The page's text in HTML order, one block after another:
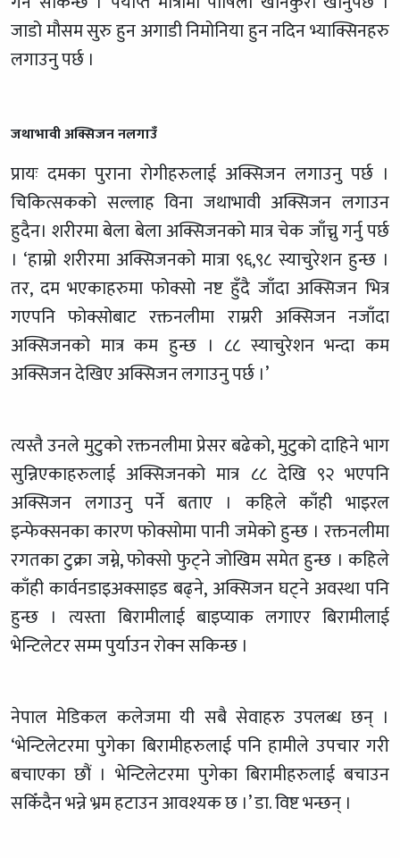
जाडो मौसम सुरु हुन अगाडी निमोनिया हुन नदिन भ्याक्सिनहरु
लगाउनु पर्छ ।
जथाभावी अक्सिजन नलगाउँ
प्रायः दमका पुराना रोगीहरुलाई अक्सिजन लगाउनु पर्छ ।
चिकित्सकको सल्लाह विना जथाभावी अक्सिजन लगाउन
हुदैन। शरीरमा बेला बेला अक्सिजनको मात्र चेक जाँच्नु गर्नु पर्छ
। ‘हाम्रो शरीरमा अक्सिजनको मात्रा ९६,९८ स्याचुरेशन हुन्छ ।
तर, दम भएकाहरुमा फोक्सो नष्ट हुँदै जाँदा अक्सिजन भित्र
गएपनि फोक्सोबाट रक्तनलीमा राम्ररी अक्सिजन नजाँदा
अक्सिजनको मात्र कम हुन्छ । ८८ स्याचुरेशन भन्दा कम
अक्सिजन देखिए अक्सिजन लगाउनु पर्छ ।’
त्यस्तै उनले मुटुको रक्तनलीमा प्रेसर बढेको, मुटुको दाहिने भाग
सुन्निएकाहरुलाई अक्सिजनको मात्र ८८ देखि ९२ भएपनि
अक्सिजन लगाउनु पर्ने बताए । कहिले काँही भाइरल
इन्फेक्सनका कारण फोक्सोमा पानी जमेको हुन्छ । रक्तनलीमा
रगतका टुक्रा जम्ने, फोक्सो फुट्ने जोखिम समेत हुन्छ । कहिले
काँही कार्वनडाइअक्साइड बढ्ने, अक्सिजन घट्ने अवस्था पनि
हुन्छ । त्यस्ता बिरामीलाई बाइप्याक लगाएर बिरामीलाई
भेन्टिलेटर सम्म पुर्याउन रोक्न सकिन्छ ।
नेपाल मेडिकल कलेजमा यी सबै सेवाहरु उपलब्ध छन् ।
‘भेन्टिलेटरमा पुगेका बिरामीहरुलाई पनि हामीले उपचार गरी
बचाएका छौं । भेन्टिलेटरमा पुगेका बिरामीहरुलाई बचाउन
सकिँदैन भन्ने भ्रम हटाउन आवश्यक छ ।’ डा. विष्ट भन्छन् ।